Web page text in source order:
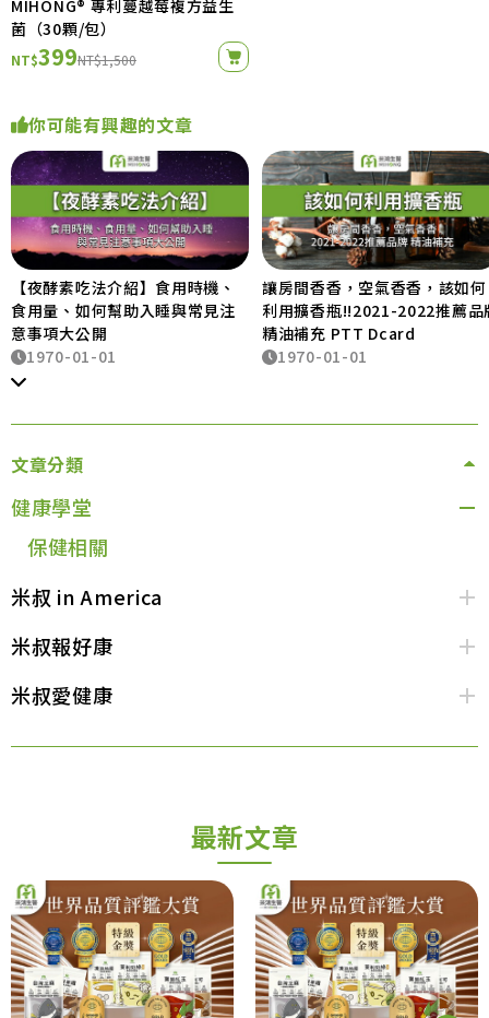
MIHONG® 專利蔓越莓複方益生
菌（30顆/包）
NT$399NT$1,500
你可能有興趣的文章
【夜酵素吃法介紹】食用時機、
食用量、如何幫助入睡與常見注
意事項大公開
1970-01-01
讓房間香香，空氣香香，該如何
利用擴香瓶!!2021-2022推薦品
精油補充 PTT Dcard
1970-01-01
文章分類
健康學堂
保健相關
米叔 in America
米叔報好康
米叔愛健康
最新文章